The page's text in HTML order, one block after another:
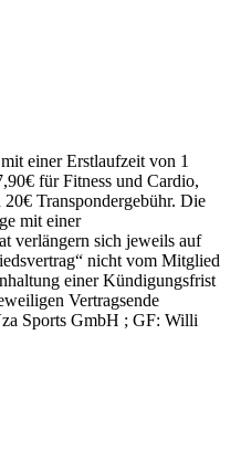
einer Erstlaufzeit von 1
für Fitness und Cardio,
Transpondergebühr. Die
mit einer
verlängern sich jeweils auf
nicht vom Mitglied
einer Kündigungsfrist
Vertragsende
Sports GmbH ; GF: Willi